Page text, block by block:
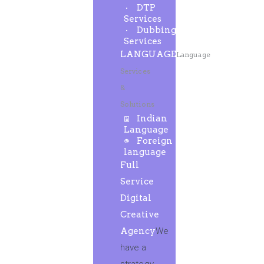
DTP
Services
Dubbing
Services
LANGUAGELanguage
Services
&
Solutions
Indian
Language
Foreign
language
Full
Service
Digital
Creative
AgencyWe
have a